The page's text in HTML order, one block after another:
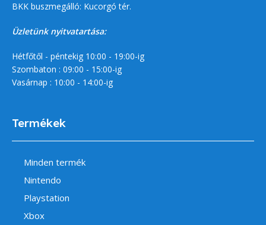
BKK buszmegálló: Kucorgó tér.
Üzletünk nyitvatartása:
Hétfőtől - péntekig 10:00 - 19:00-ig
Szombaton : 09:00 - 15:00-ig
Vasárnap : 10:00 - 14:00-ig
Termékek
Minden termék
Nintendo
Playstation
Xbox